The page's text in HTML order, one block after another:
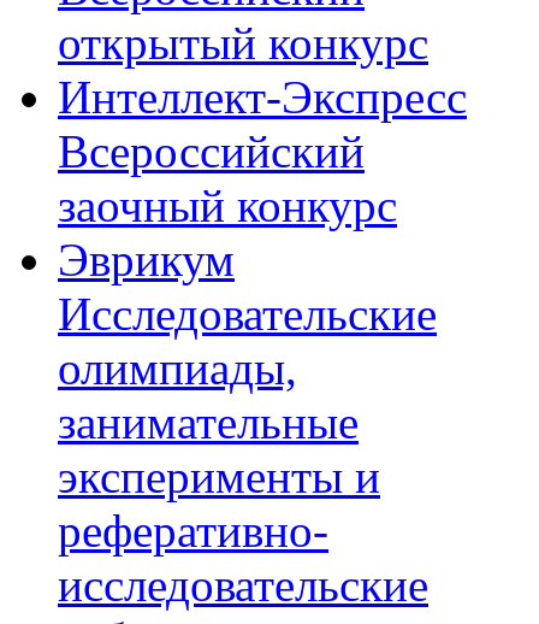
открытый конкурс
Интеллект-Экспресс
Всероссийский
заочный конкурс
Эврикум
Исследовательские
олимпиады,
занимательные
эксперименты и
реферативно-
исследовательские